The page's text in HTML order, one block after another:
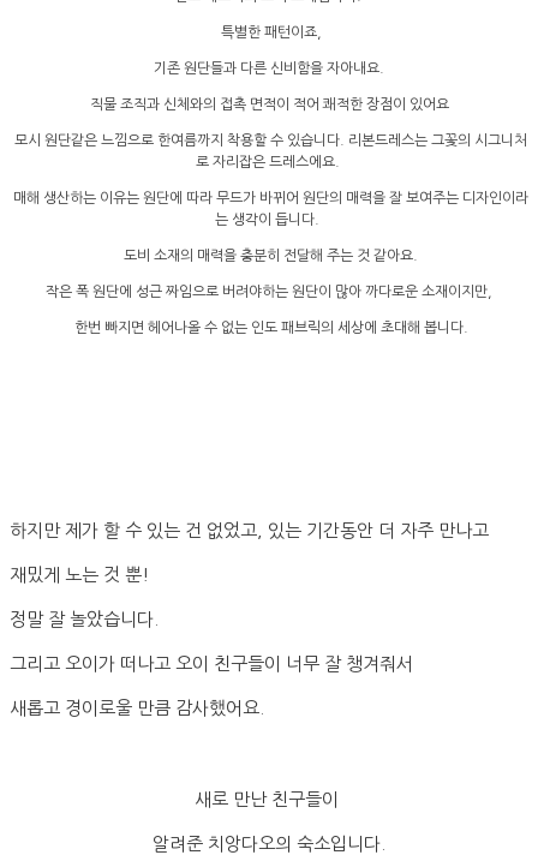
특별한 패턴이죠,
기존 원단들과 다른 신비함을 자아내요.
직물 조직과 신체와의 접촉 면적이 적어 쾌적한 장점이 있어요
모시 원단같은 느낌으로 한여름까지 착용할 수 있습니다. 리본드레스는 그꽃의 시그니처
로 자리잡은 드레스에요.
매해 생산하는 이유는 원단에 따라 무드가 바뀌어 원단의 매력을 잘 보여주는 디자인이라
는 생각이 듭니다.
도비 소재의 매력을 충분히 전달해 주는 것 같아요.
작은 폭 원단에 성근 짜임으로 버려야하는 원단이 많아 까다로운 소재이지만,
한번 빠지면 헤어나올 수 없는 인도 패브릭의 세상에 초대해 봅니다.
하지만 제가 할 수 있는 건 없었고, 있는 기간동안 더 자주 만나고
재밌게 노는 것 뿐!
정말 잘 놀았습니다.
그리고 오이가 떠나고 오이 친구들이 너무 잘 챙겨줘서
새롭고 경이로울 만큼 감사했어요.
새로 만난 친구들이
알려준 치앙다오의 숙소입니다.